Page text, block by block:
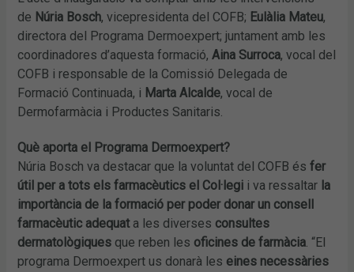
de Núria Bosch, vicepresidenta del COFB; Eulàlia Mateu,
directora del Programa Dermoexpert; juntament amb les
coordinadores d’aquesta formació,Aina Surroca, vocal del
COFB i responsable de la Comissió Delegada de
Formació Continuada, i Marta Alcalde, vocal de
Dermofarmàcia i Productes Sanitaris.
Què aporta el Programa Dermoexpert?
Núria Bosch va destacar que la voluntat del COFB ésfer
útil per a tots els farmacèutics el Col·legi i va ressaltar la
importància de la formació per poder donar un consell
farmacèutic adequat a les diverses consultes
dermatològiques que reben les oficines de farmàcia. “El
programa Dermoexpert us donarà les eines necessàries